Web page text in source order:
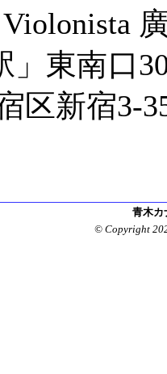
東南口
区新宿3-
青木
© Copyright